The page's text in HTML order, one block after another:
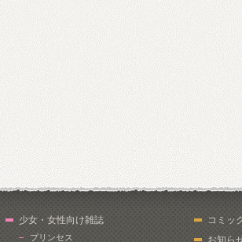
少女・女性向け雑誌
プリンセス
コミッ
お知ら